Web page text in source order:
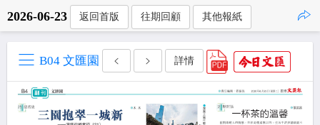
2026-06-23 返回首版 往期回顧 其他報紙
B04 文匯園 詳情